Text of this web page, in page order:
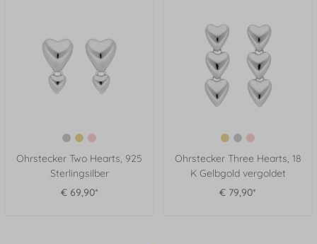
Ohrstecker Two Hearts, 925
Sterlingsilber
€ 69,90*
Ohrstecker Three Hearts, 18
K Gelbgold vergoldet
€ 79,90*